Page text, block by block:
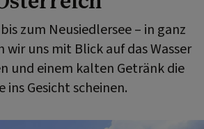
zum Neusiedlersee – in ganz
wir uns mit Blick auf das Wasser
und einem kalten Getränk die
ins Gesicht scheinen.